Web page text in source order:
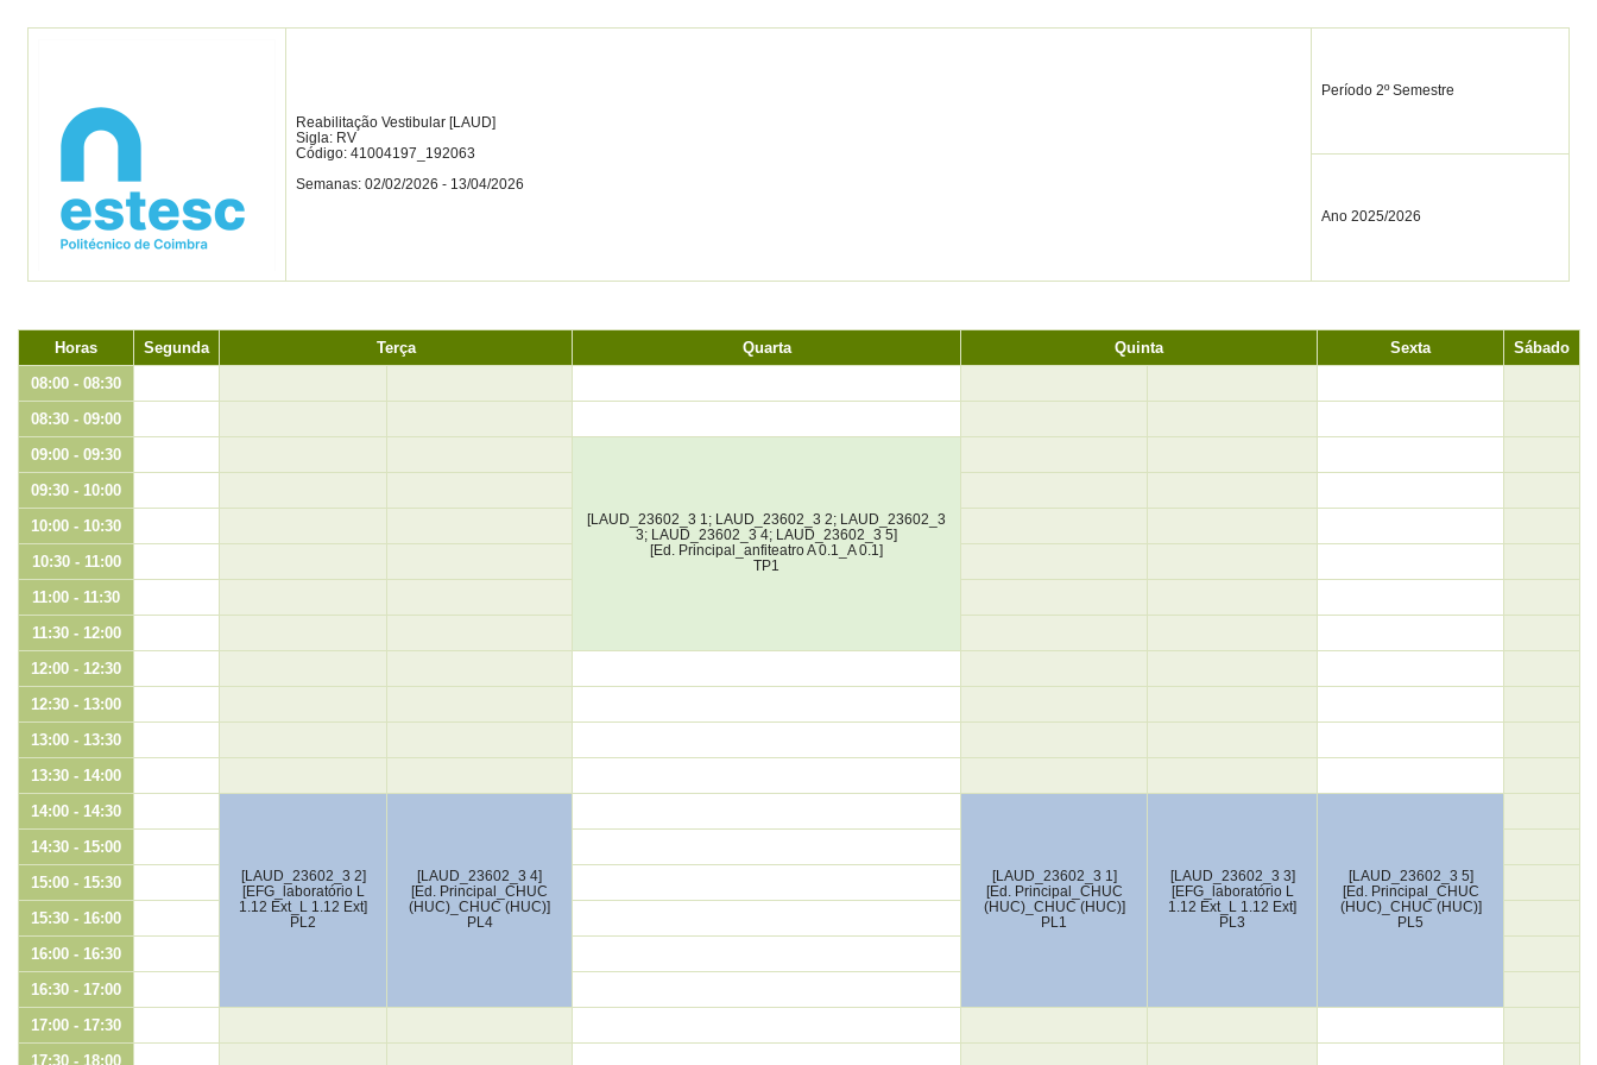
Reabilitação Vestibular [LAUD]
Sigla: RV
Código: 41004197_192063
Semanas: 02/02/2026 - 13/04/2026
Período 2º Semestre
Ano 2025/2026
Horas Segunda Terça Quarta Quinta Sexta
Sábado
08:00 - 08:30
08:30 - 09:00
09:00 - 09:30
[LAUD_23602_3 1; LAUD_23602_3 2; LAUD_23602_3
3; LAUD_23602_3 4; LAUD_23602_3 5]
[Ed. Principal_anfiteatro A 0.1_A 0.1]
TP1
09:30 - 10:00
10:00 - 10:30
10:30 - 11:00
11:00 - 11:30
11:30 - 12:00
12:00 - 12:30
12:30 - 13:00
13:00 - 13:30
13:30 - 14:00
14:00 - 14:30
[LAUD_23602_3 2]
[EFG_laboratório L
1.12 Ext_L 1.12 Ext]
PL2
[LAUD_23602_3 4]
[Ed. Principal_CHUC
(HUC)_CHUC (HUC)]
PL4
[LAUD_23602_3 1]
[Ed. Principal_CHUC
(HUC)_CHUC (HUC)]
PL1
[LAUD_23602_3 3]
[EFG_laboratório L
1.12 Ext_L 1.12 Ext]
PL3
[LAUD_23602_3 5]
[Ed. Principal_CHUC
(HUC)_CHUC (HUC)]
PL5
14:30 - 15:00
15:00 - 15:30
15:30 - 16:00
16:00 - 16:30
16:30 - 17:00
17:00 - 17:30
17:30 - 18:00